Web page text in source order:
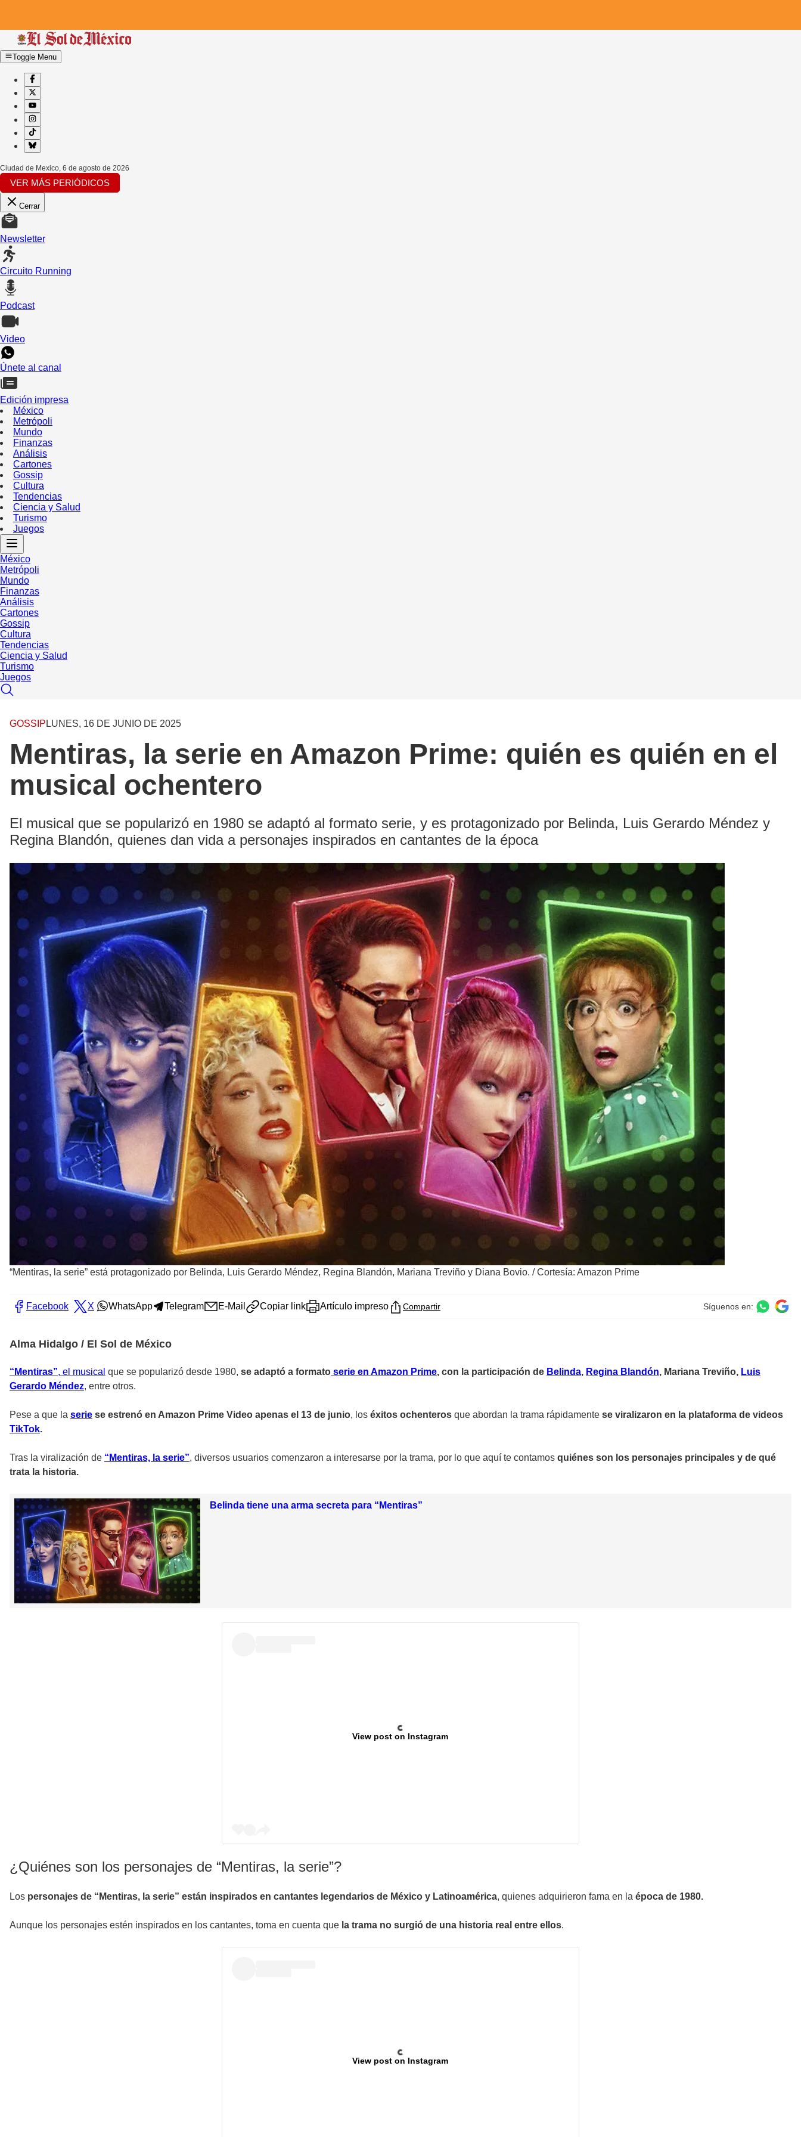
Toggle Menu
Ciudad de Mexico, 6 de agosto de 2026
VER MÁS PERIÓDICOS
Cerrar
Newsletter
Circuito Running
Podcast
Video
Únete al canal
Edición impresa
México
Metrópoli
Mundo
Finanzas
Análisis
Cartones
Gossip
Cultura
Tendencias
Ciencia y Salud
Turismo
Juegos
México
Metrópoli
Mundo
Finanzas
Análisis
Cartones
Gossip
Cultura
Tendencias
Ciencia y Salud
Turismo
Juegos
GOSSIP LUNES, 16 DE JUNIO DE 2025
Mentiras, la serie en Amazon Prime: quién es quién en el
musical ochentero
El musical que se popularizó en 1980 se adaptó al formato serie, y es protagonizado por Belinda, Luis Gerardo Méndez y
Regina Blandón, quienes dan vida a personajes inspirados en cantantes de la época
“Mentiras, la serie” está protagonizado por Belinda, Luis Gerardo Méndez, Regina Blandón, Mariana Treviño y Diana Bovio. /Cortesía: Amazon Prime
Facebook X WhatsApp Telegram E-Mail Copiar link Artículo impreso Compartir Síguenos en:
Alma Hidalgo / El Sol de México
“Mentiras”, el musical que se popularizó desde 1980, se adaptó a formato serie en Amazon Prime, con la participación de Belinda, Regina Blandón, Mariana Treviño, Luis
Gerardo Méndez, entre otros.
Pese a que la serie se estrenó en Amazon Prime Video apenas el 13 de junio, los éxitos ochenteros que abordan la trama rápidamente se viralizaron en la plataforma de videos
TikTok.
Tras la viralización de “Mentiras, la serie”, diversos usuarios comenzaron a interesarse por la trama, por lo que aquí te contamos quiénes son los personajes principales y de qué
trata la historia.
Belinda tiene una arma secreta para “Mentiras”
View post on Instagram
¿Quiénes son los personajes de “Mentiras, la serie”?
Los personajes de “Mentiras, la serie” están inspirados en cantantes legendarios de México y Latinoamérica, quienes adquirieron fama en la época de 1980.
Aunque los personajes estén inspirados en los cantantes, toma en cuenta que la trama no surgió de una historia real entre ellos.
View post on Instagram